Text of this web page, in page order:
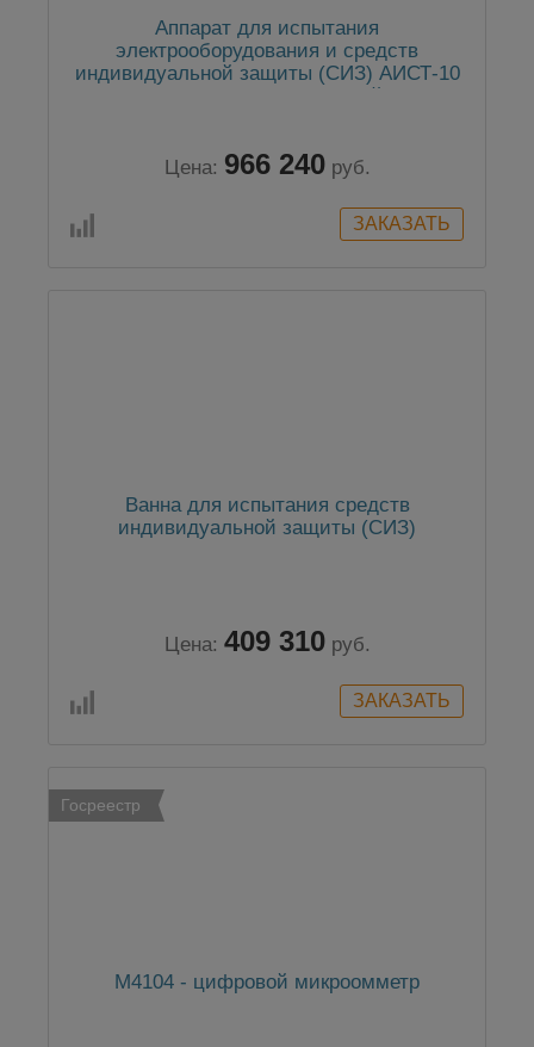
Аппарат для испытания
электрооборудования и средств
индивидуальной защиты (СИЗ) АИСТ-10
в комплекте с ванночкой
Цена: 966 240 руб.
Ванна для испытания средств
индивидуальной защиты (СИЗ)
Цена: 409 310 руб.
Госреестр
М4104 - цифровой микроомметр